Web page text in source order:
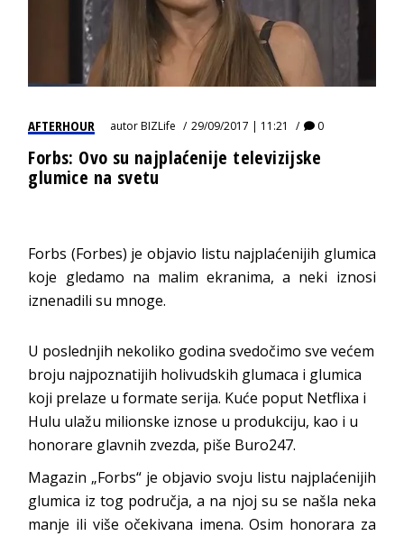
AFTERHOUR autorBIZLife 29/09/2017 | 11:21 0
Forbs: Ovo su najplaćenije televizijske
glumice na svetu
Forbs (Forbes) je objavio listu najplaćenijih glumica
koje gledamo na malim ekranima, a neki iznosi
iznenadili su mnoge.
U poslednjih nekoliko godina svedočimo sve većem
broju najpoznatijih holivudskih glumaca i glumica
koji prelaze u formate serija. Kuće poput Netflixa i
Hulu ulažu milionske iznose u produkciju, kao i u
honorare glavnih zvezda, piše Buro247.
Magazin „Forbs“ je objavio svoju listu najplaćenijih
glumica iz tog područja, a na njoj su se našla neka
manje ili više očekivana imena. Osim honorara za